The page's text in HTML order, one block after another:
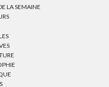
LA SEMAINE